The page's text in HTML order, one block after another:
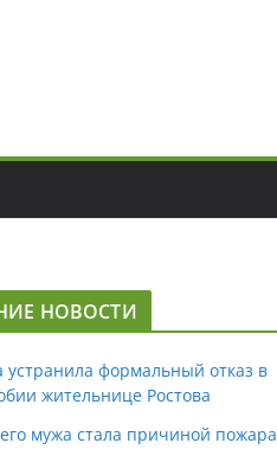
НОВОСТИ
устранила формальный отказ в
жительнице Ростова
мужа стала причиной